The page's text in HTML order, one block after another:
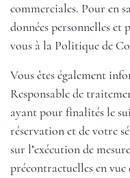
commerciales. Pour en
données personnelles
vous à la Politique de
Vous êtes également
Responsable de
ayant pour finalités le
réservation et de votre
sur l’exécution de
précontractuelles en vue